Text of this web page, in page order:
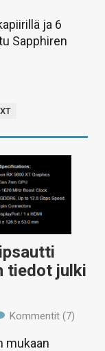
ja 6
Sapphiren
tiedot julki
Kommentit (7)
mukaan